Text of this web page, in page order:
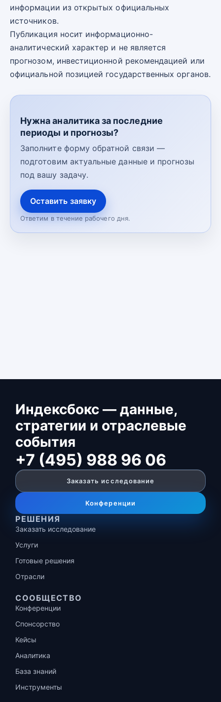
информации из открытых официальных
источников.
Публикация носит информационно-
аналитический характер и не является
прогнозом, инвестиционной рекомендацией или
официальной позицией государственных органов.
Нужна аналитика за последние
периоды и прогнозы?
Заполните форму обратной связи —
подготовим актуальные данные и прогнозы
под вашу задачу.
Оставить заявку
Ответим в течение рабочего дня.
Индексбокс — данные,
стратегии и отраслевые
события
+7 (495) 988 96 06
Заказать исследование
Конференции
РЕШЕНИЯ
Заказать исследование
Услуги
Готовые решения
Отрасли
СООБЩЕСТВО
Конференции
Спонсорство
Кейсы
Аналитика
База знаний
Инструменты